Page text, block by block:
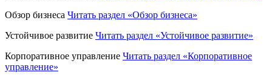
Обзор бизнеса Читать раздел «Обзор бизнеса»
Устойчивое развитие Читать раздел «Устойчивое развитие»
Корпоративное управление Читать раздел «Корпоративное
управление»